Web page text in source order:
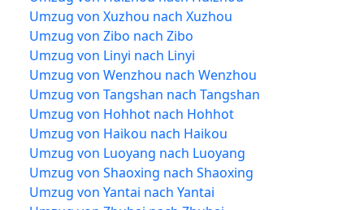
Umzug von Xuzhou nach Xuzhou
Umzug von Zibo nach Zibo
Umzug von Linyi nach Linyi
Umzug von Wenzhou nach Wenzhou
Umzug von Tangshan nach Tangshan
Umzug von Hohhot nach Hohhot
Umzug von Haikou nach Haikou
Umzug von Luoyang nach Luoyang
Umzug von Shaoxing nach Shaoxing
Umzug von Yantai nach Yantai